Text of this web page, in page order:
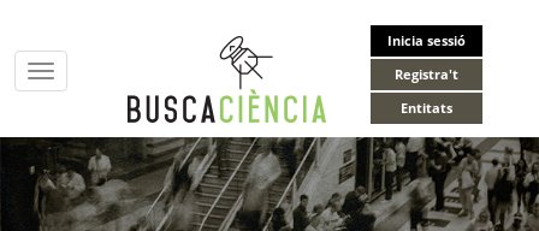
Inicia sessió
Registra't
Entitats
Toggle
navigation